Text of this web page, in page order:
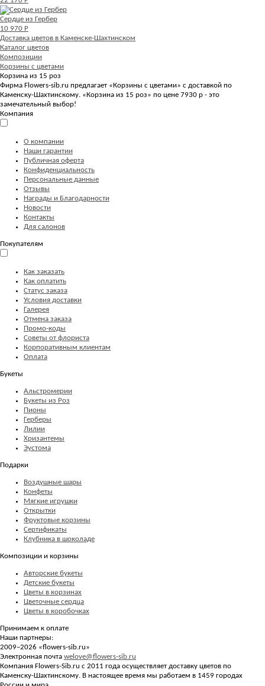
Сердце из Гербер
10 970 Р
Доставка цветов в Каменске-Шахтинском
Каталог цветов
Композиции
Корзины с цветами
Корзина из 15 роз
Фирма Flowers-sib.ru предлагает «Корзины с цветами» с доставкой по
Каменску-Шахтинскому. «Корзина из 15 роз» по цене 7930 р - это
замечательный выбор!
Компания
О компании
Наши гарантии
Публичная оферта
Конфиденциальность
Персональные данные
Отзывы
Награды и Благодарности
Новости
Контакты
Для салонов
Покупателям
Как заказать
Как оплатить
Статус заказа
Условия доставки
Галерея
Отмена заказа
Промо-коды
Советы от флориста
Корпоративным клиентам
Оплата
Букеты
Альстромерии
Букеты из Роз
Пионы
Герберы
Лилии
Хризантемы
Эустома
Подарки
Воздушные шары
Конфеты
Мягкие игрушки
Открытки
Фруктовые корзины
Сертификаты
Клубника в шоколаде
Композиции и корзины
Авторские букеты
Детские букеты
Цветы в корзинах
Цветочные сердца
Цветы в коробочках
Принимаем к оплате
Наши партнеры:
2009–2026 «flowers-sib.ru»
Электронная почта welove@flowers-sib.ru
Компания Flowers-Sib.ru с 2011 года осуществляет доставку цветов по
Каменску-Шахтинскому. В настоящее время мы работаем в 1459 городах